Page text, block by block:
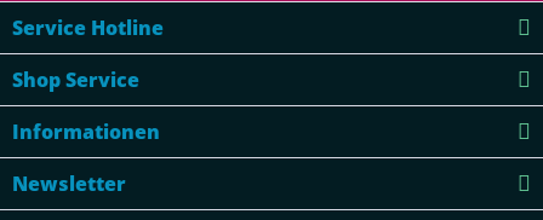
Service Hotline
Shop Service
Informationen
Newsletter